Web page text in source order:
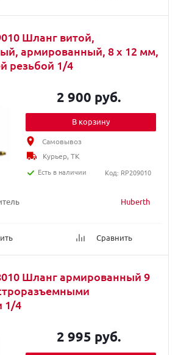
Шланг витой,
армированный, 8 x 12 мм,
резьбой 1/4
Huberth
Сравнить
2 900 руб.
В корзину
Самовывоз
Курьер, ТК
Есть в наличии
Код: RP209010
Шланг армированный 9
1/4
2 995 руб.